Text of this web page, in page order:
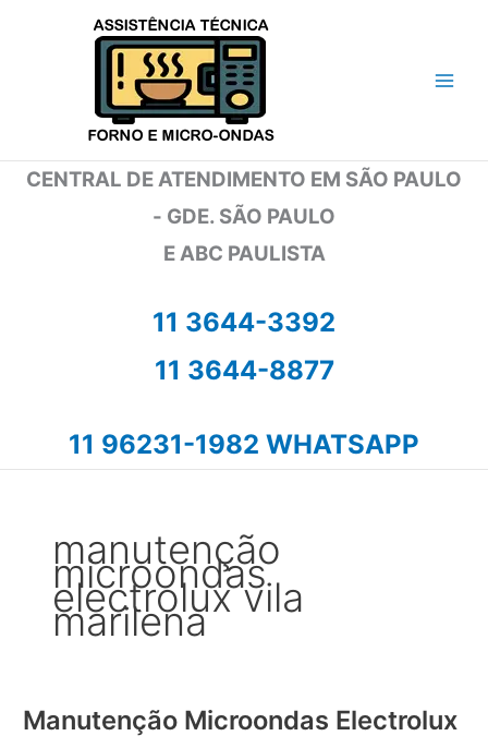
CENTRAL DE ATENDIMENTO EM SÃO PAULO
- GDE. SÃO PAULO
E ABC PAULISTA
11 3644-3392
11 3644-8877
11 96231-1982 WHATSAPP
manutenção
microondas
electrolux vila
marilena
Manutenção Microondas Electrolux